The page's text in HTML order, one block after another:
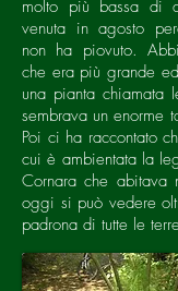
molto più bassa di
venuta in agosto
non ha piovuto.
che era più grande
una pianta chiamata
sembrava un enorme
Poi ci ha raccontato
cui è ambientata la
Cornara che abitava
oggi si può vedere
padrona di tutte le